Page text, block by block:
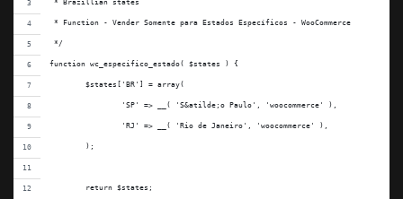
* Brazillian states
* Function - Vender Somente para Estados Específicos - WooCommerce
*/
function wc_especifico_estado( $states ) {
	$states['BR'] = array(
		'SP' => __( 'S&atilde;o Paulo', 'woocommerce' ),
		'RJ' => __( 'Rio de Janeiro', 'woocommerce' ),
	);
	return $states;